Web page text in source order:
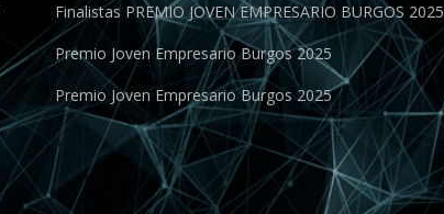
Finalistas PREMIO JOVEN EMPRESARIO BURGOS 2025
Premio Joven Empresario Burgos 2025
Premio Joven Empresario Burgos 2025